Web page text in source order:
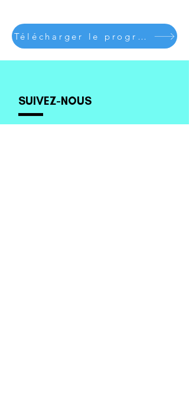
Télécharger le programme
SUIVEZ-NOUS